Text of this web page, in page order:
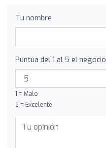
Tu nombre
Puntúa del 1 al 5 el negocio
1 = Malo
5 = Excelente